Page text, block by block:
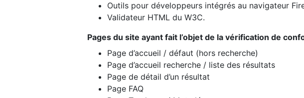
Outils pour développeurs intégrés au navigateur
Validateur HTML du W3C.
Pages du site ayant fait l’objet de la vérification de
Page d’accueil / défaut (hors recherche)
Page d’accueil recherche / liste des résultats
Page de détail d’un résultat
Page FAQ